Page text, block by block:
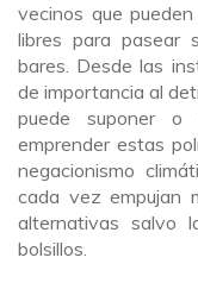
vecinos que
libres para pasear
bares. Desde las
de importancia al
puede suponer o
emprender estas
negacionismo
cada vez empujan
alternativas salvo
bolsillos.